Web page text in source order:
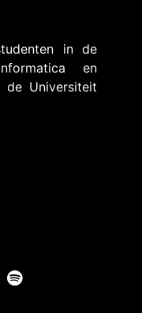
in de
en
de Universiteit